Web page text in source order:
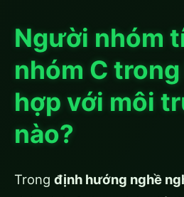
Người nhóm
nhóm C trong
hợp với môi
nào?
Trong định hướng nghề